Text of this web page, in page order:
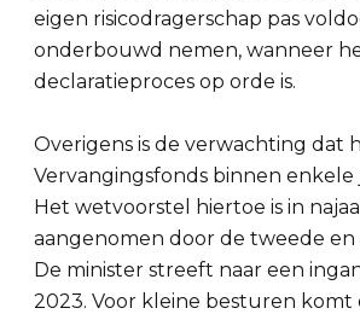
eigen risicodragerschap pas
onderbouwd nemen, wanneer
declaratieproces op orde is.
Overigens is de verwachting dat
Vervangingsfonds binnen enkele
Het wetvoorstel hiertoe is in
aangenomen door de tweede en
De minister streeft naar een
2023. Voor kleine besturen komt